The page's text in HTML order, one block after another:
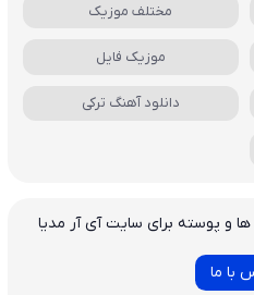
مختلف موزیک
موزیک فایل
دانلود آهنگ ترکی
و پوسته برای سایت آی آر مدیا
با ما